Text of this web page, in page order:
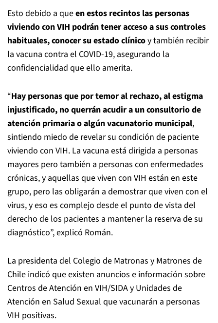
Esto debido a queen estos recintos las personas
viviendo con VIH podrán tener acceso a sus controles
habituales, conocer su estado clínicoy también recibir
la vacuna contra el COVID-19, asegurando la
confidencialidad que ello amerita.
“Hay personas que por temor al rechazo, al estigma
injustificado, no querrán acudir a un consultorio de
atención primaria o algún vacunatorio municipal,
sintiendo miedo de revelar su condición de paciente
viviendo con VIH. La vacuna está dirigida a personas
mayores pero también a personas con enfermedades
crónicas, y aquellas que viven con VIH están en este
grupo, pero las obligarán a demostrar que viven con el
virus, y eso es complejo desde el punto de vista del
derecho de los pacientes a mantener la reserva de su
diagnóstico”, explicó Román.
La presidenta del Colegio de Matronas y Matrones de
Chile indicó que existen anuncios e información sobre
Centros de Atención en VIH/SIDA y Unidades de
Atención en Salud Sexual que vacunarán a personas
VIH positivas.